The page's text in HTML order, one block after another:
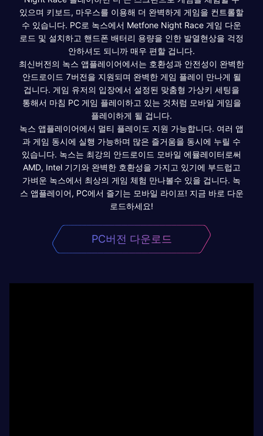
있으며 키보드, 마우스를 이용해 더 완벽하게 게임을 컨트롤할
수 있습니다. PC로 녹스에서 Metfone Night Race 게임 다운
로드 및 설치하고 핸드폰 배터리 용량을 인한 발열현상을 걱정
안하셔도 되니까 매우 편할 겁니다.
최신버전의 녹스 앱플레이어에서는 호환성과 안전성이 완벽한
안드로이드 7버전을 지원되며 완벽한 게임 플레이 만나게 될
겁니다. 게임 유저의 입장에서 설정된 맞춤형 가상키 세팅을
통해서 마침 PC 게임 플레이하고 있는 것처럼 모바일 게임을
플레이하게 될 겁니다.
녹스 앱플레이어에서 멀티 플레이도 지원 가능합니다. 여러 앱
과 게임 동시에 실행 가능하며 많은 즐거움을 동시에 누릴 수
있습니다. 녹스는 최강의 안드로이드 모바일 에뮬레이터로써
AMD, Intel 기기와 완벽한 호환성을 가지고 있기에 부드럽고
가벼운 녹스에서 최상의 게임 체험 만나볼수 있을 겁니다. 녹
스 앱플레이어, PC에서 즐기는 모바일 라이프! 지금 바로 다운
로드하세요!
PC버전 다운로드